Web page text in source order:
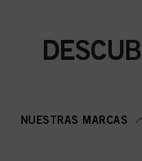
NUESTRAS MARCAS